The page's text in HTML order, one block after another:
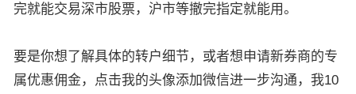
完就能交易深市股票，沪市等撤完指定就能用。
要是你想了解具体的转户细节，或者想申请新券商的专
属优惠佣金，点击我的头像添加微信进一步沟通，我10